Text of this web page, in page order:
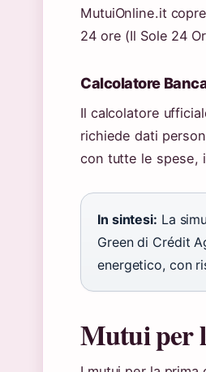
MutuiOnline.it
24 ore (Il Sole 24
Calcolatore
Il calcolatore
richiede dati
con tutte le spese,
In sintesi: La
Green di Crédit
energetico, con
Mutui per